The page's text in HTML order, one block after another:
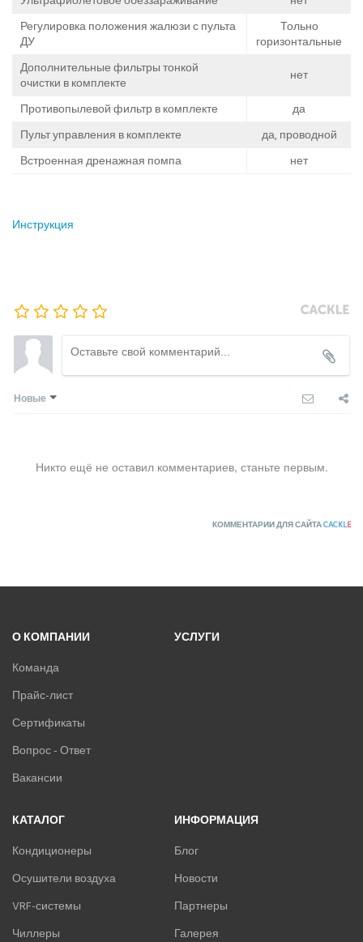
Регулировка положения жалюзи с пульта
ДУ
Тольно
горизонтальные
Дополнительные фильтры тонкой
очистки в комплекте
нет
Противопылевой фильтр в комплекте
да
Пульт управления в комплекте
да, проводной
Встроенная дренажная помпа
нет
Инструкция
Новые
Никто ещё не оставил комментариев, станьте первым.
КОММЕНТАРИИ ДЛЯ САЙТАCACKLE
О КОМПАНИИ
Команда
Прайс-лист
Сертификаты
Вопрос - Ответ
Вакансии
УСЛУГИ
КАТАЛОГ
Кондиционеры
Осушители воздуха
VRF-системы
Чиллеры
ИНФОРМАЦИЯ
Блог
Новости
Партнеры
Галерея